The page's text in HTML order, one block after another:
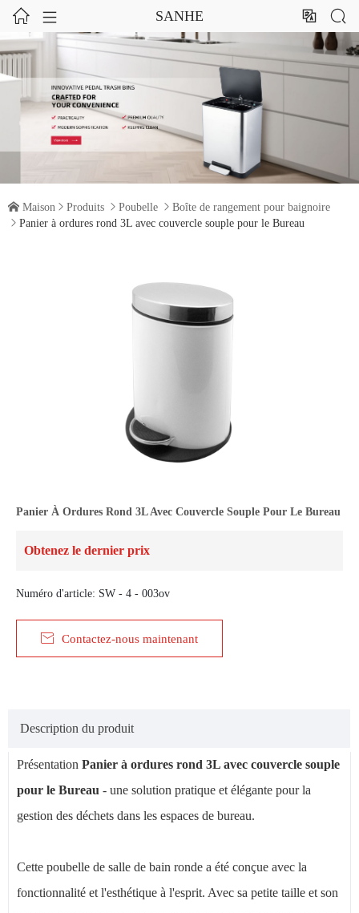
  SANHE  
 Maison  Produits  Poubelle  Boîte de rangement pour baignoire
 Panier à ordures rond 3L avec couvercle souple pour le Bureau
Panier À Ordures Rond 3L Avec Couvercle Souple Pour Le Bureau
Obtenez le dernier prix
Numéro d'article: SW - 4 - 003ov
 Contactez-nous maintenant
Description du produit
Présentation Panier à ordures rond 3L avec couvercle souple
pour le Bureau - une solution pratique et élégante pour la
gestion des déchets dans les espaces de bureau.
Cette poubelle de salle de bain ronde a été conçue avec la
fonctionnalité et l'esthétique à l'esprit. Avec sa petite taille et son